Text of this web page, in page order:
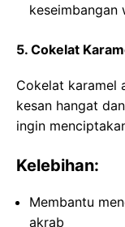
keseimbangan
5. Cokelat
Cokelat karamel
kesan hangat
ingin
Kelebihan:
Membantu
akrab